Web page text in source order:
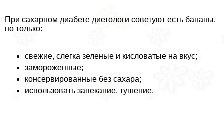
При сахарном диабете диетологи советуют есть бананы,
но только:
свежие, слегка зеленые и кисловатые на вкус;
замороженные;
консервированные без сахара;
использовать запекание, тушение.